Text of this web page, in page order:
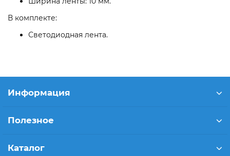
В комплекте:
Светодиодная лента.
Информация
Полезное
Каталог